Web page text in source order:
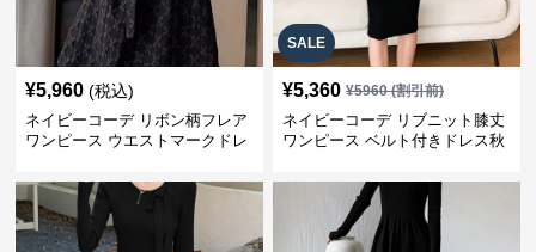
¥5,960 (税込)
ネイビーコーデ リボン柄フレア
ワンピース ウエストマークドレ
SALE
¥5,360 ¥5960(割引前)
ネイビーコーデ リブニット膝丈
ワンピース ベルト付きドレス秋